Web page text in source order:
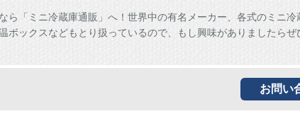
ら「ミニ冷蔵庫通販」へ！世界中の有名メーカー、各式のミニ冷
ボックスなどもとり扱っているので、もし興味がありましたらぜ
お問い